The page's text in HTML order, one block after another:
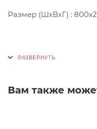
Размер (ШхВхГ) :
Вам также